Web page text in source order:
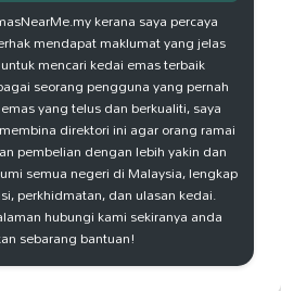
kerana saya percaya
mendapat maklumat yang jelas
mencari kedai emas terbaik
seorang pengguna yang pernah
yang telus dan berkualiti, saya
direktori ini agar orang ramai
pembelian dengan lebih yakin dan
semua negeri di Malaysia, lengkap
perkhidmatan, dan ulasan kedai.
hubungi kami sekiranya anda
sebarang bantuan!